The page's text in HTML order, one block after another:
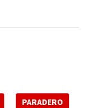
PARADERO